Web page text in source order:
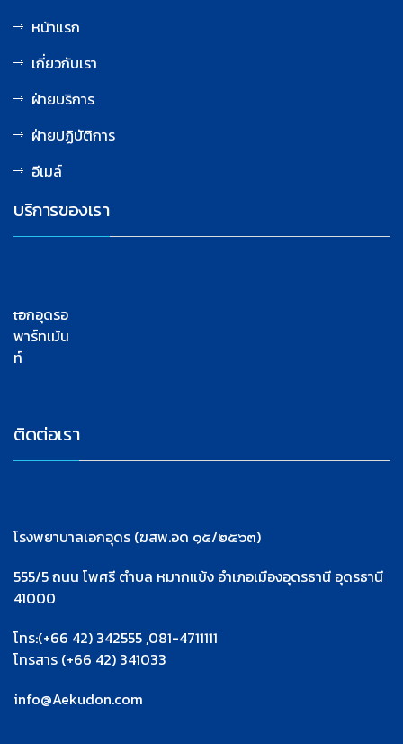
หน้าแรก
เกี่ยวกับเรา
ฝ่ายบริการ
ฝ่ายปฏิบัติการ
อีเมล์
บริการของเรา
เอกอุดรอ
พาร์ทเม้น
ท์
ติดต่อเรา
โรงพยาบาลเอกอุดร (ฆสพ.อด ๑๕/๒๕๖๓)
555/5 ถนน โพศรี ตำบล หมากแข้ง อำเภอเมืองอุดรธานี อุดรธานี
41000
โทร:(+66 42) 342555 ,081-4711111
โทรสาร (+66 42) 341033
info@Aekudon.com